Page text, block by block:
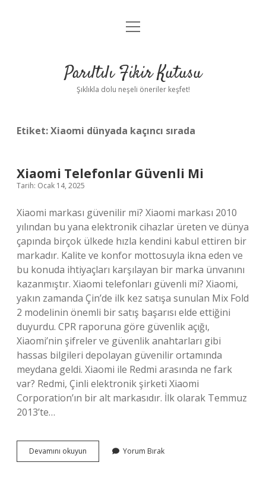
Anasayfa
Yasal Uyarı
menüyü
Parıltılı Fikir Kutusu
Şıklıkla dolu neşeli öneriler keşfet!
Etiket:Xiaomi dünyada kaçıncı sırada
Xiaomi Telefonlar Güvenli Mi
Tarih: Ocak 14, 2025
Xiaomi markası güvenilir mi? Xiaomi markası 2010
yılından bu yana elektronik cihazlar üreten ve dünya
çapında birçok ülkede hızla kendini kabul ettiren bir
markadır. Kalite ve konfor mottosuyla ikna eden ve
bu konuda ihtiyaçları karşılayan bir marka ünvanını
kazanmıştır. Xiaomi telefonları güvenli mi? Xiaomi,
yakın zamanda Çin’de ilk kez satışa sunulan Mix Fold
2 modelinin önemli bir satış başarısı elde ettiğini
duyurdu. CPR raporuna göre güvenlik açığı,
Xiaomi’nin şifreler ve güvenlik anahtarları gibi
hassas bilgileri depolayan güvenilir ortamında
meydana geldi. Xiaomi ile Redmi arasında ne fark
var? Redmi, Çinli elektronik şirketi Xiaomi
Corporation’ın bir alt markasıdır. İlk olarak Temmuz
2013’te…
Devamını okuyun
Telefonlar
Yorum Bırak